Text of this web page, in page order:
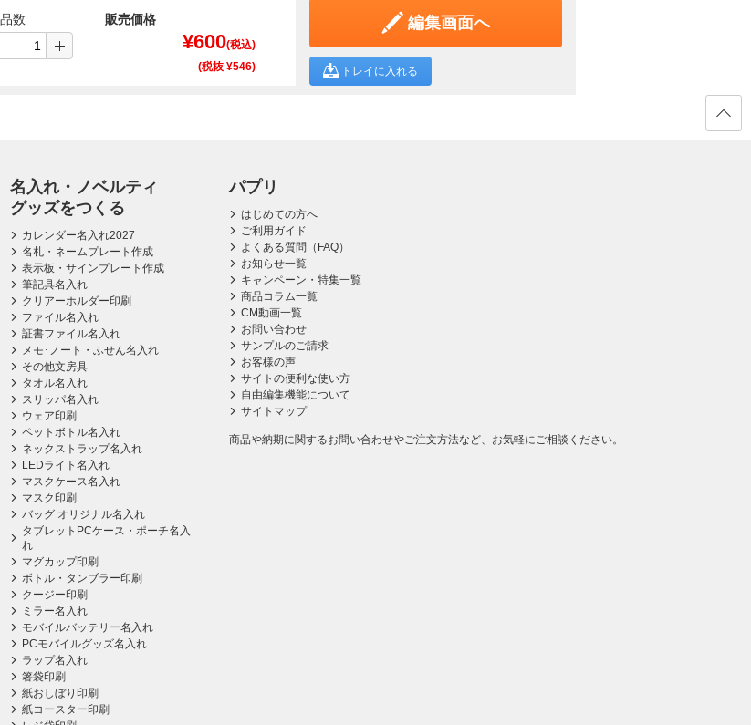
数 販売価格
¥600(税込)
(税抜 ¥546)
編集画面へ
トレイに入れる
名入れ・ノベルティ
グッズをつくる
カレンダー名入れ2027
名札・ネームプレート作成
表示板・サインプレート作成
筆記具名入れ
クリアーホルダー印刷
ファイル名入れ
証書ファイル名入れ
メモ･ノート・ふせん名入れ
その他文房具
タオル名入れ
スリッパ名入れ
ウェア印刷
ペットボトル名入れ
ネックストラップ名入れ
LEDライト名入れ
マスクケース名入れ
マスク印刷
バッグ オリジナル名入れ
タブレットPCケース・ポーチ名入
れ
マグカップ印刷
ボトル・タンブラー印刷
クージー印刷
ミラー名入れ
モバイルバッテリー名入れ
PCモバイルグッズ名入れ
ラップ名入れ
箸袋印刷
紙おしぼり印刷
紙コースター印刷
パプリ
はじめての方へ
ご利用ガイド
よくある質問（FAQ）
お知らせ一覧
キャンペーン・特集一覧
商品コラム一覧
CM動画一覧
お問い合わせ
サンプルのご請求
お客様の声
サイトの便利な使い方
自由編集機能について
サイトマップ
商品や納期に関するお問い合わせやご注文方法など、お気軽にご相談ください。